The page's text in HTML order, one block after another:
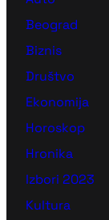
Beograd
Biznis
Društvo
Ekonomija
Horoskop
Hronika
Izbori 2023
Kultura